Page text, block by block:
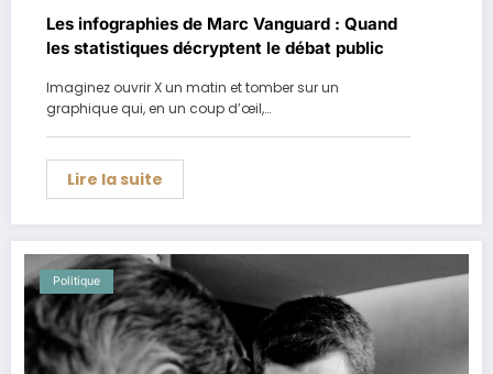
Les infographies de Marc Vanguard : Quand
les statistiques décryptent le débat public
Imaginez ouvrir X un matin et tomber sur un
graphique qui, en un coup d’œil,…
Lire la suite
Politique